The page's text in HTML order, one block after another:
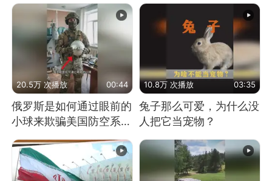
20.5万 次播放 00:44
俄罗斯是如何通过眼前的
小球来欺骗美国防空系统
10.8万 次播放 03:35
兔子那么可爱，为什么没
人把它当宠物？